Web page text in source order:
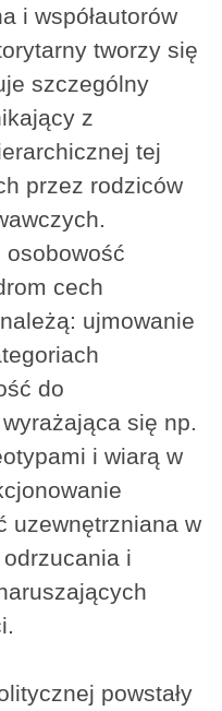
i współautorów
tworzy się
szczególny
z
tej
przez rodziców
osobowość
cech
ujmowanie
do
się np.
i wiarą w
uzewnętrzniana w
i
powstały